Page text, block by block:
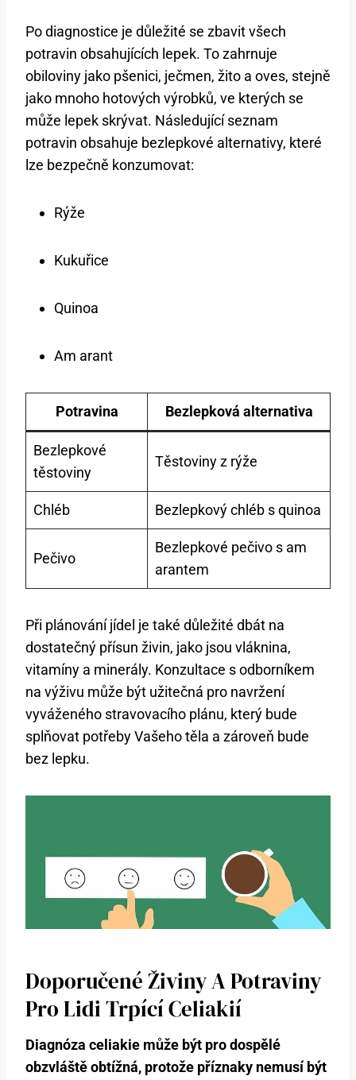
Po diagnostice je důležité se zbavit všech
potravin obsahujících lepek. To zahrnuje
obiloviny jako pšenici, ječmen, žito a oves, stejně
jako mnoho hotových výrobků, ve kterých se
může lepek skrývat. Následující seznam
potravin obsahuje bezlepkové alternativy, které
lze bezpečně konzumovat:
Rýže
Kukuřice
Quinoa
Am arant
Potravina Bezlepková alternativa
Bezlepkové
těstoviny
Těstoviny z rýže
Chléb Bezlepkový chléb s quinoa
Pečivo
Bezlepkové pečivo s am
arantem
Při plánování jídel je také důležité dbát na
dostatečný přísun živin, jako jsou vláknina,
vitamíny a minerály. Konzultace s odborníkem
na výživu může být užitečná pro navržení
vyváženého stravovacího plánu, který bude
splňovat potřeby Vašeho těla a zároveň bude
bez lepku.
Doporučené Živiny A Potraviny
Pro Lidi Trpící Celiakií
Diagnóza celiakie může být pro dospělé
obzvláště obtížná, protože příznaky nemusí být